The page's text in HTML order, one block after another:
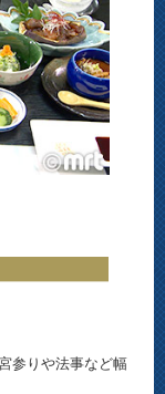
参りや法事など幅